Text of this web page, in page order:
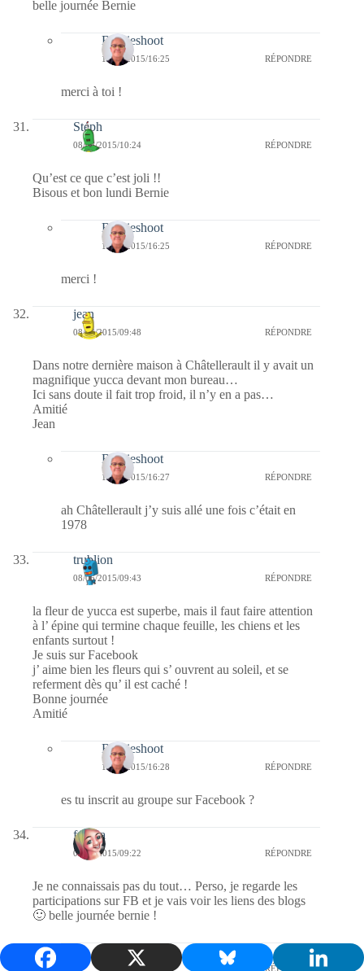
belle journée Bernie
Bernieshoot
14/06/2015/16:25 RÉPONDRE
merci à toi !
Stéph
08/06/2015/10:24 RÉPONDRE
Qu’est ce que c’est joli !!
Bisous et bon lundi Bernie
Bernieshoot
14/06/2015/16:25 RÉPONDRE
merci !
jean
08/06/2015/09:48 RÉPONDRE
Dans notre dernière maison à Châtellerault il y avait un
magnifique yucca devant mon bureau…
Ici sans doute il fait trop froid, il n’y en a pas…
Amitié
Jean
Bernieshoot
14/06/2015/16:27 RÉPONDRE
ah Châtellerault j’y suis allé une fois c’était en
1978
trublion
08/06/2015/09:43 RÉPONDRE
la fleur de yucca est superbe, mais il faut faire attention
à l’ épine qui termine chaque feuille, les chiens et les
enfants surtout !
Je suis sur Facebook
j’ aime bien les fleurs qui s’ ouvrent au soleil, et se
referment dès qu’ il est caché !
Bonne journée
Amitié
Bernieshoot
14/06/2015/16:28 RÉPONDRE
es tu inscrit au groupe sur Facebook ?
fedora
08/06/2015/09:22 RÉPONDRE
Je ne connaissais pas du tout… Perso, je regarde les
participations sur FB et je vais voir les liens des blogs
🙂 belle journée bernie !
Bernieshoot
14/06/2015/16:29 RÉPONDRE